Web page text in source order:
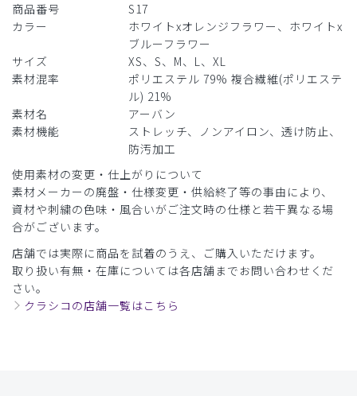
商品番号
S17
カラー
ホワイトxオレンジフラワー、ホワイトx
ブルーフラワー
サイズ
XS、S、M、L、XL
素材混率
ポリエステル 79% 複合繊維(ポリエステ
ル) 21%
素材名
アーバン
素材機能
ストレッチ、ノンアイロン、透け防止、
防汚加工
使用素材の変更・仕上がりについて
素材メーカーの廃盤・仕様変更・供給終了等の事由により、
資材や刺繍の色味・風合いがご注文時の仕様と若干異なる場
合がございます。
店舗では実際に商品を試着のうえ、ご購入いただけます。
取り扱い有無・在庫については各店舗までお問い合わせくだ
さい。
クラシコの店舗一覧はこちら